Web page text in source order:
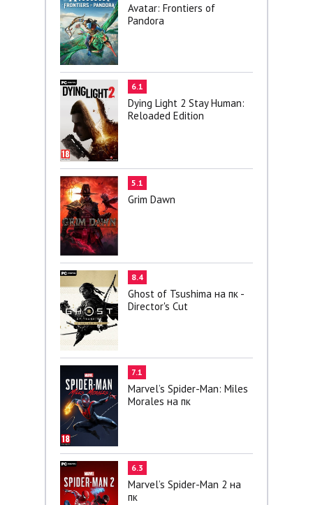
Avatar: Frontiers of
Pandora
6.1
Dying Light 2 Stay Human:
Reloaded Edition
5.1
Grim Dawn
8.4
Ghost of Tsushima на пк -
Director's Cut
7.1
Marvel’s Spider-Man: Miles
Morales на пк
6.3
Marvel’s Spider-Man 2 на
пк